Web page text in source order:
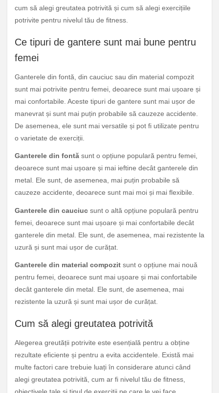
cum să alegi greutatea potrivită și cum să alegi exercițiile
potrivite pentru nivelul tău de fitness.
Ce tipuri de gantere sunt mai bune pentru
femei
Ganterele din fontă, din cauciuc sau din material compozit
sunt mai potrivite pentru femei, deoarece sunt mai ușoare și
mai confortabile. Aceste tipuri de gantere sunt mai ușor de
manevrat și sunt mai puțin probabile să cauzeze accidente.
De asemenea, ele sunt mai versatile și pot fi utilizate pentru
o varietate de exerciții.
Ganterele din fontă sunt o opțiune populară pentru femei,
deoarece sunt mai ușoare și mai ieftine decât ganterele din
metal. Ele sunt, de asemenea, mai puțin probabile să
cauzeze accidente, deoarece sunt mai moi și mai flexibile.
Ganterele din cauciuc sunt o altă opțiune populară pentru
femei, deoarece sunt mai ușoare și mai confortabile decât
ganterele din metal. Ele sunt, de asemenea, mai rezistente la
uzură și sunt mai ușor de curățat.
Ganterele din material compozit sunt o opțiune mai nouă
pentru femei, deoarece sunt mai ușoare și mai confortabile
decât ganterele din metal. Ele sunt, de asemenea, mai
rezistente la uzură și sunt mai ușor de curățat.
Cum să alegi greutatea potrivită
Alegerea greutății potrivite este esențială pentru a obține
rezultate eficiente și pentru a evita accidentele. Există mai
multe factori care trebuie luați în considerare atunci când
alegi greutatea potrivită, cum ar fi nivelul tău de fitness,